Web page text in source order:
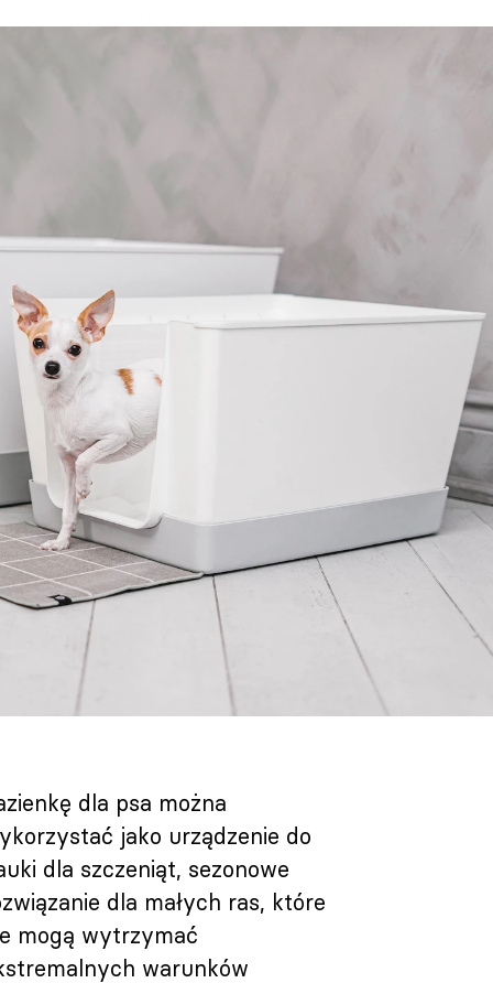
dla psa można
jako urządzenie do
dla szczeniąt, sezonowe
dla małych ras, które
mogą wytrzymać
warunków